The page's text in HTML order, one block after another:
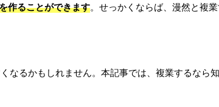
作ることができます。せっかくならば、漫然と複
なるかもしれません。本記事では、複業するなら